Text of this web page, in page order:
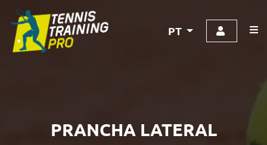
PT
PRANCHA LATERAL